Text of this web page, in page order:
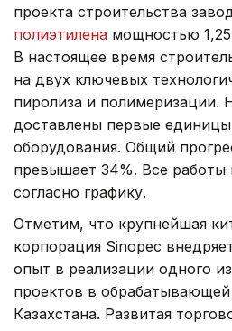
проекта строительства
полиэтилена мощностью
В настоящее время
на двух ключевых
пиролиза и полимеризации.
доставлены первые единицы
оборудования. Общий
превышает 34%. Все работы
согласно графику.
Отметим, что крупнейшая
корпорация Sinopec
опыт в реализации одного
проектов в
Казахстана. Развитая